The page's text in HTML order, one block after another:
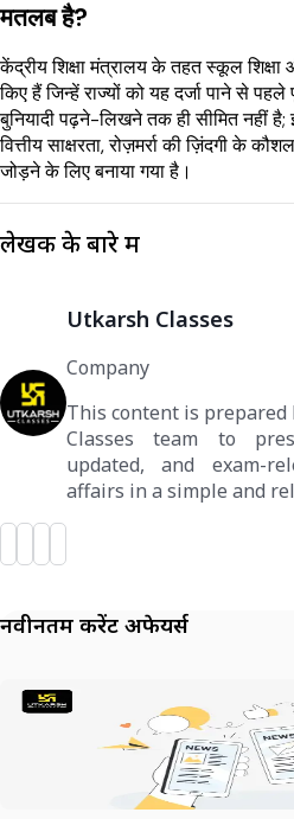
मतलब है?
केंद्रीय शिक्षा मंत्रालय के तहत स्कूल शिक्षा
किए हैं जिन्हें राज्यों को यह दर्जा पाने से
बुनियादी पढ़ने-लिखने तक ही सीमित नहीं
वित्तीय साक्षरता, रोज़मर्रा की ज़िंदगी के
जोड़ने के लिए बनाया गया है।
लेखक के बारे में
Utkarsh Classes
Company
This content is prepared
Classes team to
updated, and exam-
affairs in a simple and
नवीनतम करेंट अफेयर्स